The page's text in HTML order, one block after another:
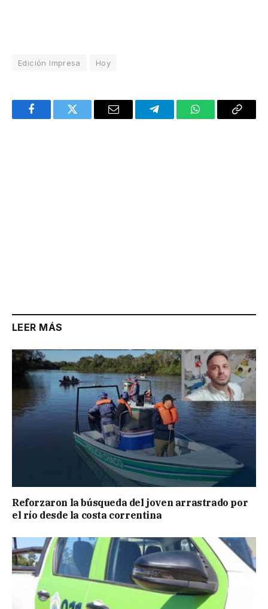
Edición Impresa Hoy
FacebookTwitter Email TelegramWhatsAppCopy
LEER MÁS
Reforzaron la búsqueda del joven arrastrado por
el río desde la costa correntina